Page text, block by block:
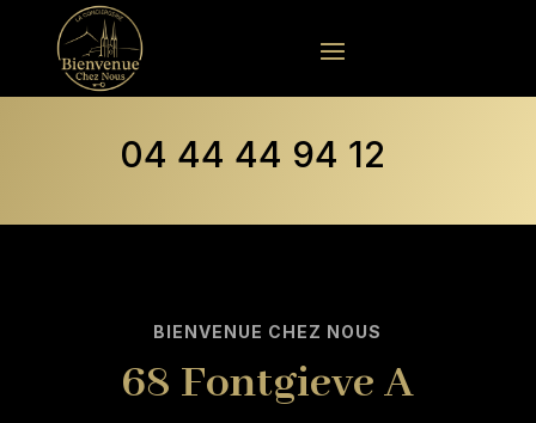
04 44 44 94 12
BIENVENUE CHEZ NOUS
68 Fontgieve A